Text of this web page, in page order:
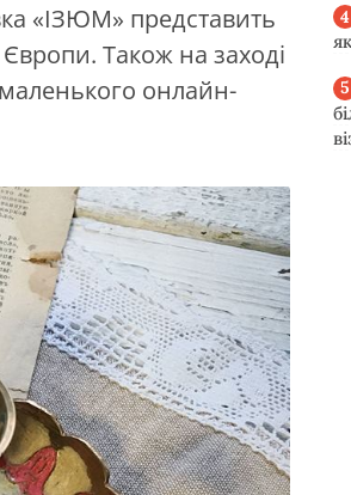
«ІЗЮМ» представить
Також на заході
онлайн-